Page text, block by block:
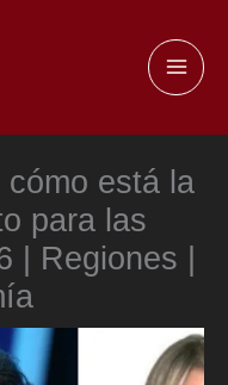
está la
para las
| Regiones |